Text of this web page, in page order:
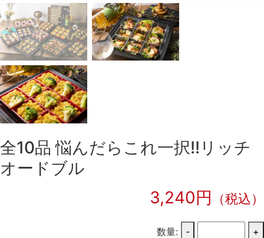
全10品 悩んだらこれ一択!!リッチ
オードブル
3,240円
（税込）
数量: - +